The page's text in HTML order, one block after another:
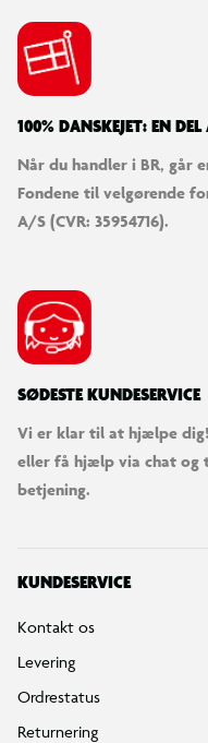
100% DANSKEJET: EN
Når du handler i BR, går
Fondene til velgørende
A/S (CVR: 35954716).
SØDESTE KUNDESERVICE
Vi er klar til at hjælpe
eller få hjælp via chat og
betjening.
KUNDESERVICE
Kontakt os
Levering
Ordrestatus
Returnering